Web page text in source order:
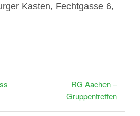
Kasten, Fechtgasse 6,
RG Aachen –
Gruppentreffen